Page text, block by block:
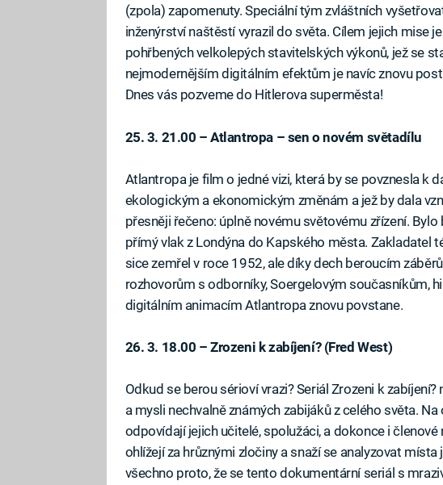
(zpola) zapomenuty. Speciální tým zvláštních
inženýrství naštěstí vyrazil do světa. Cílem jejich mise
pohřbených velkolepých stavitelských výkonů, jež se
nejmodernějším digitálním efektům je navíc znovu
Dnes vás pozveme do Hitlerova superměsta!
25. 3. 21.00 – Atlantropa – sen o novém světadílu
Atlantropa je film o jedné vizi, která by se povznesla k
ekologickým a ekonomickým změnám a jež by dala
přesněji řečeno: úplně novému světovému zřízení.
přímý vlak z Londýna do Kapského města. Zakladatel
sice zemřel v roce 1952, ale díky dech beroucím
rozhovorům s odborníky, Soergelovým současníkům,
digitálním animacím Atlantropa znovu povstane.
26. 3. 18.00 – Zrozeni k zabíjení? (Fred West)
Odkud se berou sérioví vrazi? Seriál Zrozeni k
a mysli nechvalně známých zabijáků z celého světa.
odpovídají jejich učitelé, spolužáci, a dokonce i
ohlížejí za hrůznými zločiny a snaží se analyzovat
všechno proto, že se tento dokumentární seriál s